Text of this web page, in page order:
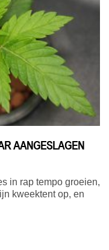
AANGESLAGEN
in rap tempo groeien,
kweektent op, en